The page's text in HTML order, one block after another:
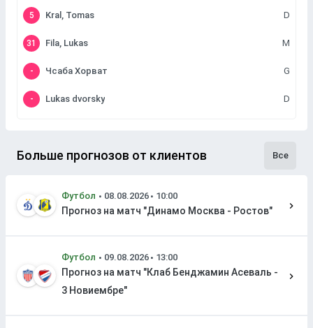
5 Kral, Tomas D
31 Fila, Lukas M
- Чсаба Хорват G
- Lukas dvorsky D
Больше прогнозов от клиентов Все
Футбол
Прогноз на матч "Динамо Москва - Ростов"
Футбол
Прогноз на матч "Клаб Бенджамин Асеваль -
3 Новиембре"